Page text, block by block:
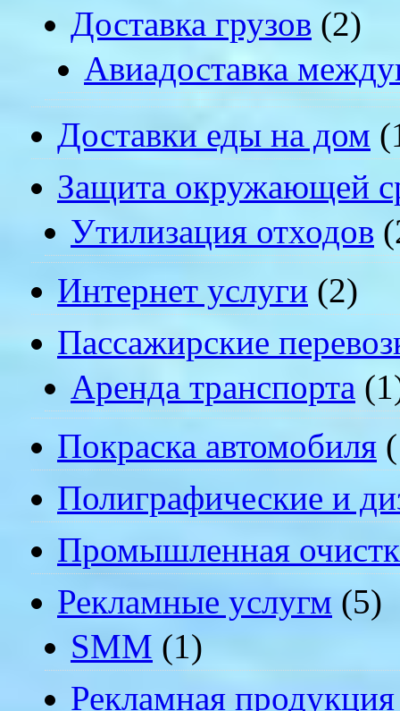
Доставка грузов (2)
Авиадоставка
Доставки еды на дом
Защита окружающей
Утилизация отходов
Интернет услуги (2)
Пассажирские
Аренда транспорта
Покраска автомобиля
Полиграфические и
Промышленная
Рекламные услугм (5)
SMM (1)
Рекламная продукция